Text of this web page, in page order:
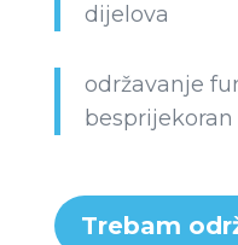
dijelova
održavanje
besprijekoran
Trebam